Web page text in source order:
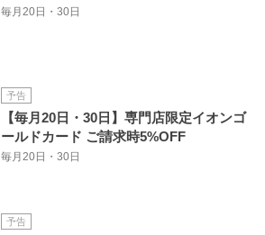
毎月20日・30日
予告
【毎月20日・30日】専門店限定イオンゴ
ールドカード ご請求時5%OFF
毎月20日・30日
予告